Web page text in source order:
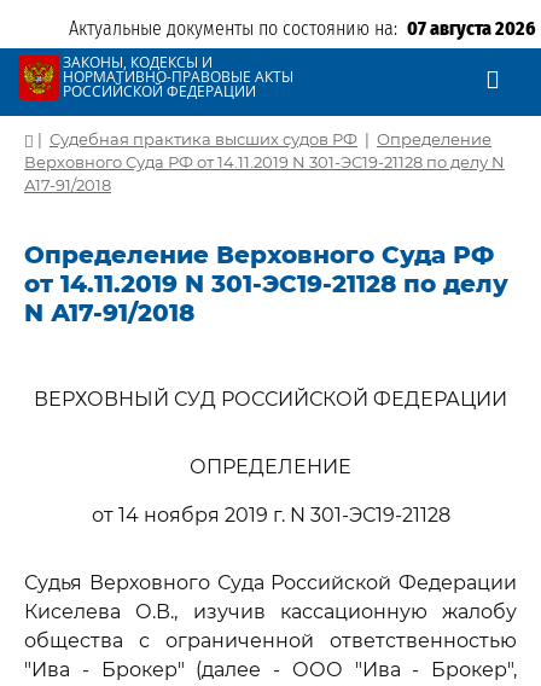
Актуальные документы по состоянию на: 07 августа 2026
ЗАКОНЫ, КОДЕКСЫ И
НОРМАТИВНО-ПРАВОВЫЕ АКТЫ
РОССИЙСКОЙ ФЕДЕРАЦИИ
| Судебная практика высших судов РФ | Определение
Верховного Суда РФ от 14.11.2019 N 301-ЭС19-21128 по делу N
А17-91/2018
Определение Верховного Суда РФ
от 14.11.2019 N 301-ЭС19-21128 по делу
N А17-91/2018
ВЕРХОВНЫЙ СУД РОССИЙСКОЙ ФЕДЕРАЦИИ
ОПРЕДЕЛЕНИЕ
от 14 ноября 2019 г. N 301-ЭС19-21128
Судья Верховного Суда Российской Федерации
Киселева О.В., изучив кассационную жалобу
общества с ограниченной ответственностью
"Ива - Брокер" (далее - ООО "Ива - Брокер",